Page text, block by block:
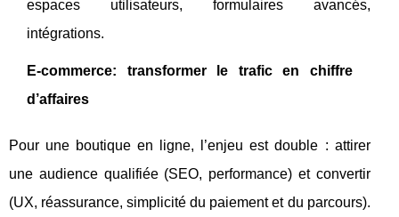
espaces utilisateurs, formulaires avancés,
intégrations.
E-commerce: transformer le trafic en chiffre
d’affaires
Pour une boutique en ligne, l’enjeu est double : attirer
une audience qualifiée (SEO, performance) et convertir
(UX, réassurance, simplicité du paiement et du parcours).